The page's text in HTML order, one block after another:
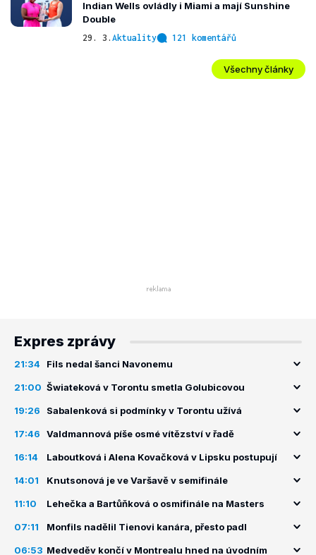
Indian Wells ovládly i Miami a mají Sunshine
Double
29. 3. Aktuality 121 komentářů
Všechny články
Expres zprávy
21:34 Fils nedal šanci Navonemu
21:00 Šwiateková v Torontu smetla Golubicovou
19:26 Sabalenková si podmínky v Torontu užívá
17:46 Valdmannová píše osmé vítězství v řadě
16:14 Laboutková i Alena Kovačková v Lipsku postupují
14:01 Knutsonová je ve Varšavě v semifinále
11:10 Lehečka a Bartůňková o osmifinále na Masters
07:11 Monfils nadělil Tienovi kanára, přesto padl
06:53 Medveděv končí v Montrealu hned na úvodním